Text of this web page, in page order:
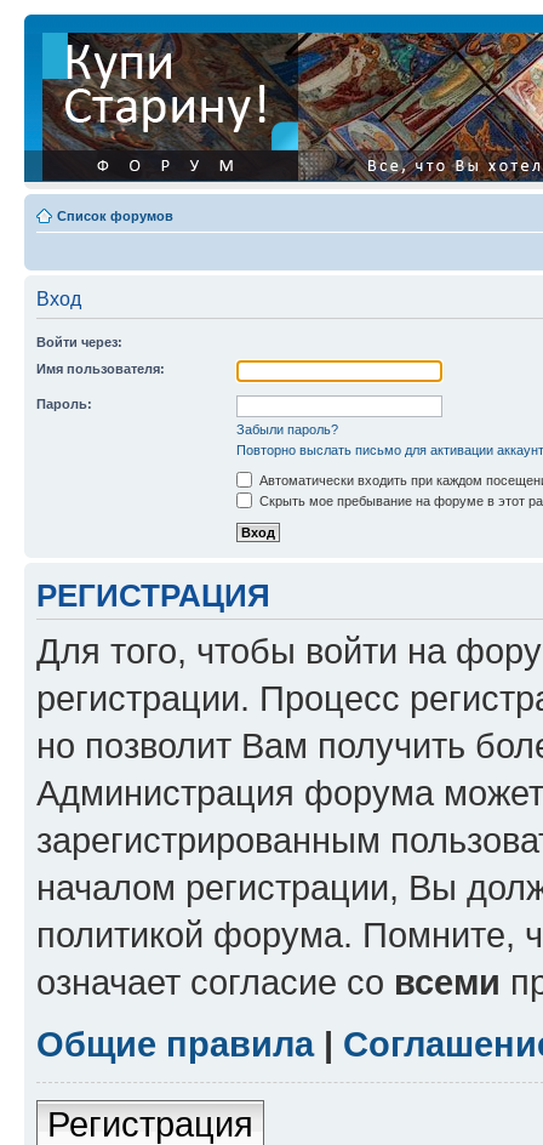
Список форумов
Вход
Войти через:
Имя пользователя:
Пароль:
Забыли пароль?
Повторно выслать письмо для активации
Автоматически входить при каждом
Скрыть мое пребывание на форуме в этот
РЕГИСТРАЦИЯ
Для того, чтобы войти на
регистрации. Процесс
но позволит Вам получить
Администрация форума может
зарегистрированным
началом регистрации, Вы
политикой форума. Помните,
означает согласие со всеми
Общие правила|
Регистрация